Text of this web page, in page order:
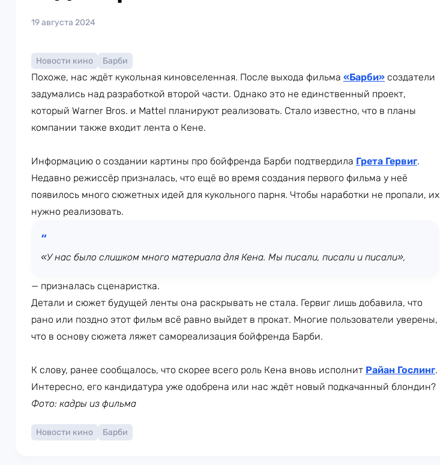
19 августа 2024
Новости кино Барби
Похоже, нас ждёт кукольная киновселенная. После выхода фильма «Барби» создатели
задумались над разработкой второй части. Однако это не единственный проект,
который Warner Bros. и Mattel планируют реализовать. Стало известно, что в планы
компании также входит лента о Кене.
Информацию о создании картины про бойфренда Барби подтвердила Грета Гервиг.
Недавно режиссёр призналась, что ещё во время создания первого фильма у неё
появилось много сюжетных идей для кукольного парня. Чтобы наработки не пропали, их
нужно реализовать.
«У нас было слишком много материала для Кена. Мы писали, писали и писали»,
— призналась сценаристка.
Детали и сюжет будущей ленты она раскрывать не стала. Гервиг лишь добавила, что
рано или поздно этот фильм всё равно выйдет в прокат. Многие пользователи уверены,
что в основу сюжета ляжет самореализация бойфренда Барби.
К слову, ранее сообщалось, что скорее всего роль Кена вновь исполнит Райан Гослинг.
Интересно, его кандидатура уже одобрена или нас ждёт новый подкачанный блондин?
Фото: кадры из фильма
Новости кино Барби